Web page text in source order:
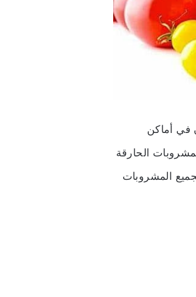
في أماكن
الحارقة
المشروبات